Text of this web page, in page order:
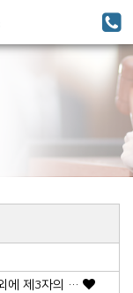
에 제3자의 …